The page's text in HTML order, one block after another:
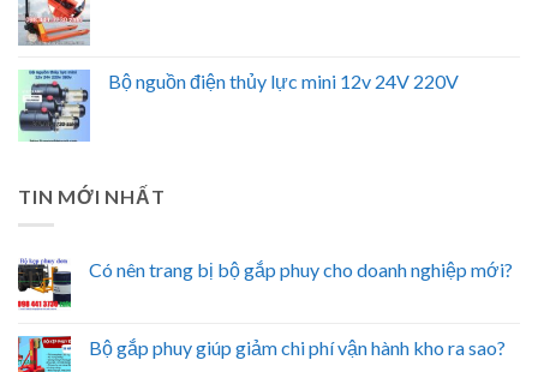
Bộ nguồn điện thủy lực mini 12v 24V 220V
TIN MỚI NHẤT
Có nên trang bị bộ gắp phuy cho doanh nghiệp mới?
Bộ gắp phuy giúp giảm chi phí vận hành kho ra sao?